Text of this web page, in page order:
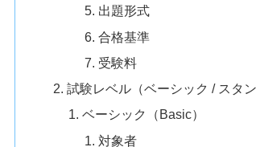
出題形式
合格基準
受験料
試験レベル（ベーシック / スタ
ベーシック（Basic）
対象者